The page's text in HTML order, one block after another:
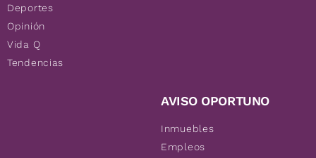
Deportes
Opinión
Vida Q
Tendencias
AVISO OPORTUNO
Inmuebles
Empleos